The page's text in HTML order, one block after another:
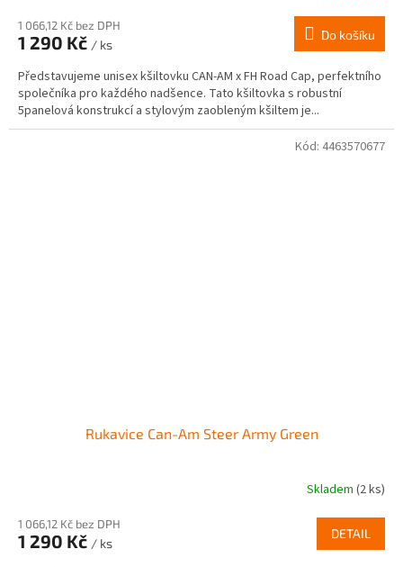
1 066,12 Kč bez DPH
1 290 Kč / ks
Do košíku
Představujeme unisex kšiltovku CAN-AM x FH Road Cap, perfektního
společníka pro každého nadšence. Tato kšiltovka s robustní
5panelová konstrukcí a stylovým zaobleným kšiltem je...
Rukavice Can-Am Steer Army Green
Skladem (2 ks)
1 066,12 Kč bez DPH
1 290 Kč / ks
DETAIL
Kód: 4463570677